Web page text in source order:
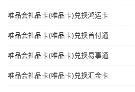
唯品会礼品卡(唯品卡)兑换鸿运卡
唯品会礼品卡(唯品卡)兑换首付通
唯品会礼品卡(唯品卡)兑换易事通
唯品会礼品卡(唯品卡)兑换汇金卡